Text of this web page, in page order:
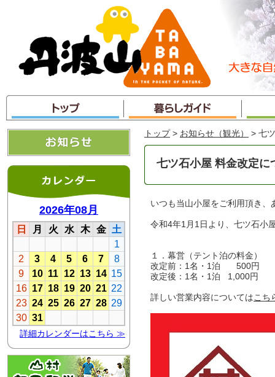
ャ
ン
プ
トップ > お知らせ（観光） > 七
七ツ石小屋 料金改定に
いつも当山小屋をご利用頂き、
令和4年1月1日より、七ツ石小
１．幕営（テント泊の料金）
改定前：1名・1泊 500円
改定後：1名・1泊 1,000円
詳しい営業内容についてはこち